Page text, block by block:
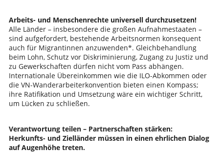
Arbeits- und Menschenrechte universell durchzusetzen!
Alle Länder – insbesondere die großen Aufnahmestaaten –
sind aufgefordert, bestehende Arbeitsnormen konsequent
auch für Migrantinnen anzuwenden*. Gleichbehandlung
beim Lohn, Schutz vor Diskriminierung, Zugang zu Justiz und
zu Gewerkschaften dürfen nicht vom Pass abhängen.
Internationale Übereinkommen wie die ILO-Abkommen oder
die VN-Wanderarbeiterkonvention bieten einen Kompass;
ihre Ratifikation und Umsetzung wäre ein wichtiger Schritt,
um Lücken zu schließen.
Verantwortung teilen – Partnerschaften stärken:
Herkunfts- und Zielländer müssen in einen ehrlichen Dialog
auf Augenhöhe treten.